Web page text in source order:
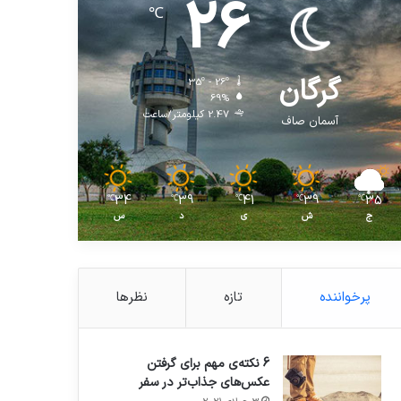
گرگان
آسمان صاف
26
℃
35º - 26º
69%
2.47 کیلومتر/ساعت
35
℃
ج
39
℃
ش
41
℃
ی
39
℃
د
34
℃
س
پرخواننده تازه نظرها
6 نکته‌ی مهم برای گرفتن
عکس‌های جذاب‌تر در سفر